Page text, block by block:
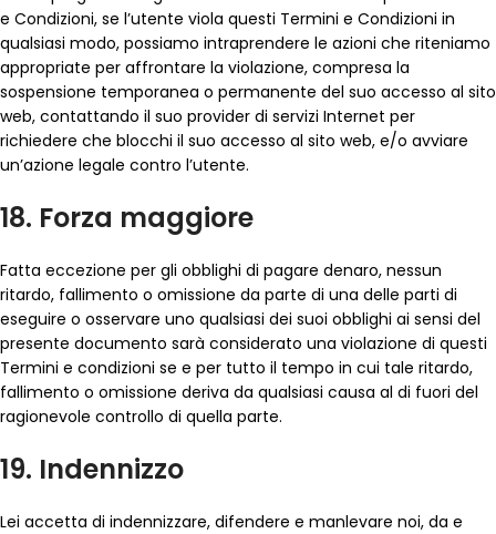
e Condizioni, se l’utente viola questi Termini e Condizioni in
qualsiasi modo, possiamo intraprendere le azioni che riteniamo
appropriate per affrontare la violazione, compresa la
sospensione temporanea o permanente del suo accesso al sito
web, contattando il suo provider di servizi Internet per
richiedere che blocchi il suo accesso al sito web, e/o avviare
un’azione legale contro l’utente.
18. Forza maggiore
Fatta eccezione per gli obblighi di pagare denaro, nessun
ritardo, fallimento o omissione da parte di una delle parti di
eseguire o osservare uno qualsiasi dei suoi obblighi ai sensi del
presente documento sarà considerato una violazione di questi
Termini e condizioni se e per tutto il tempo in cui tale ritardo,
fallimento o omissione deriva da qualsiasi causa al di fuori del
ragionevole controllo di quella parte.
19. Indennizzo
Lei accetta di indennizzare, difendere e manlevare noi, da e